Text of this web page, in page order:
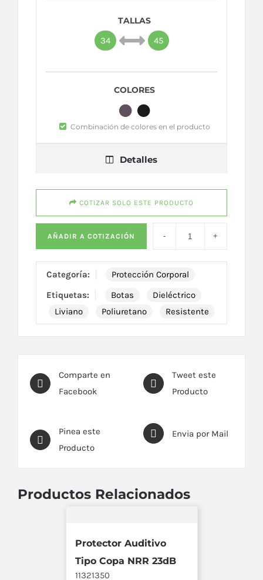
TALLAS
34
45
COLORES
Combinación de colores en el producto
Detalles
COTIZAR SOLO ESTE PRODUCTO
AÑADIR A COTIZACIÓN
Categoría:
Protección Corporal
Etiquetas:
Botas
Dieléctrico
Liviano
Poliuretano Resistente
Comparte en
Facebook
Tweet este
Producto
Pinea este
Producto
Envia por Mail
Productos Relacionados
Protector Auditivo
Tipo Copa NRR 23dB
11321350